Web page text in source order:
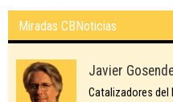
Miradas CBNoticias
Javier
Catalizadores del